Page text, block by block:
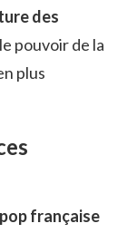
des
pouvoir de la
plus
française